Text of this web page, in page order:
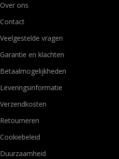
Over ons
Contact
Veelgestelde vragen
Garantie en klachten
Betaalmogelijkheden
Leveringsinformatie
Verzendkosten
Retourneren
Cookiebeleid
Duurzaamheid